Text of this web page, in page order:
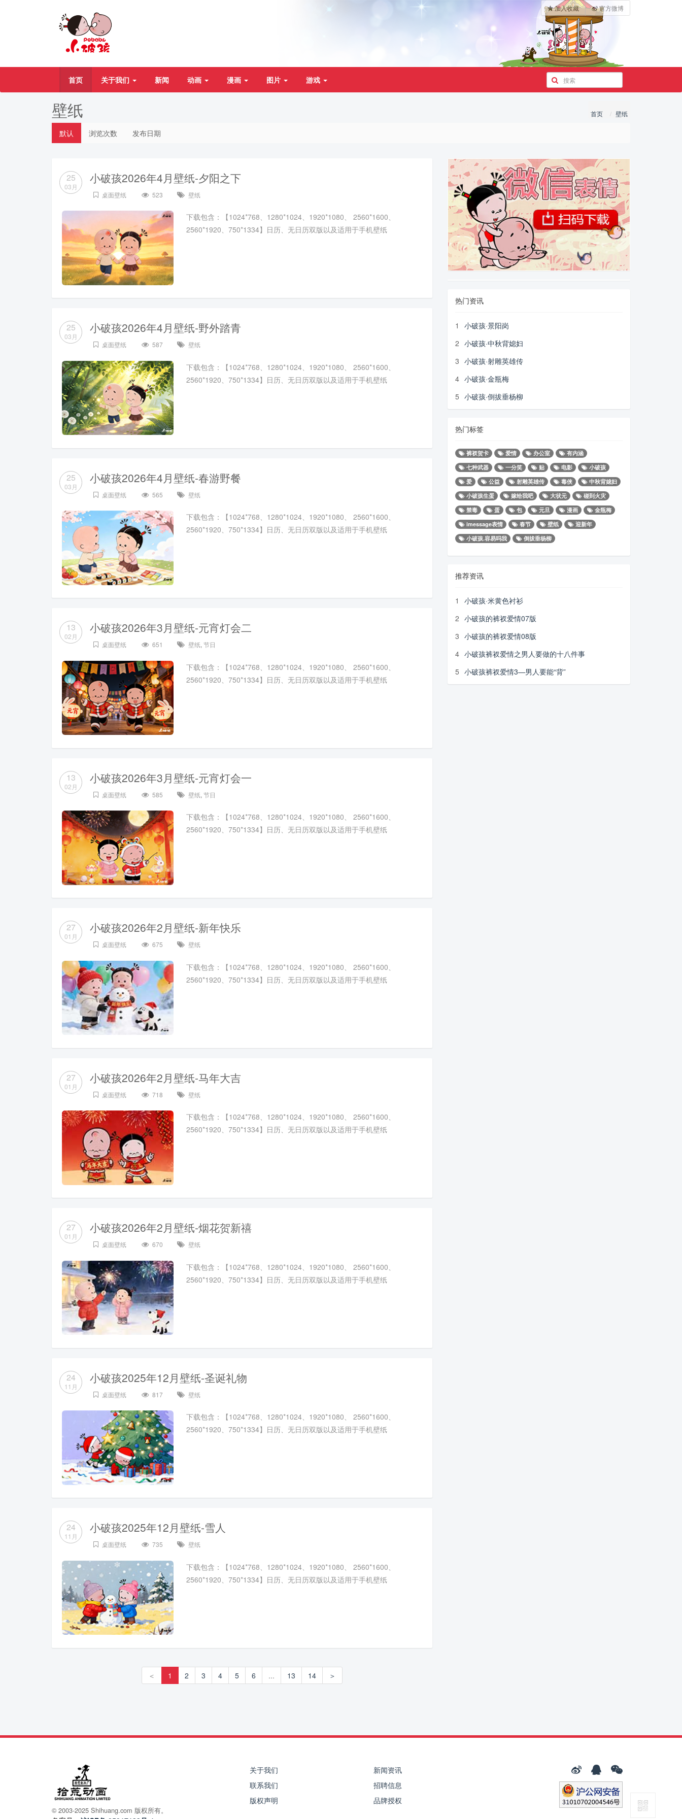
加入收藏 官方微博
首页 关于我们 新闻 动画 漫画 图片 游戏
壁纸 首页 壁纸
默认 浏览次数 发布日期
25
03月
小破孩2026年4月壁纸-夕阳之下
桌面壁纸 523 壁纸
下载包含：【1024*768、1280*1024、1920*1080、 2560*1600、
2560*1920、750*1334】日历、无日历双版以及适用于手机壁纸
25
03月
小破孩2026年4月壁纸-野外踏青
桌面壁纸 587 壁纸
下载包含：【1024*768、1280*1024、1920*1080、 2560*1600、
2560*1920、750*1334】日历、无日历双版以及适用于手机壁纸
25
03月
小破孩2026年4月壁纸-春游野餐
桌面壁纸 565 壁纸
下载包含：【1024*768、1280*1024、1920*1080、 2560*1600、
2560*1920、750*1334】日历、无日历双版以及适用于手机壁纸
13
02月
小破孩2026年3月壁纸-元宵灯会二
桌面壁纸 651 壁纸, 节日
下载包含：【1024*768、1280*1024、1920*1080、 2560*1600、
2560*1920、750*1334】日历、无日历双版以及适用于手机壁纸
13
02月
小破孩2026年3月壁纸-元宵灯会一
桌面壁纸 585 壁纸, 节日
下载包含：【1024*768、1280*1024、1920*1080、 2560*1600、
2560*1920、750*1334】日历、无日历双版以及适用于手机壁纸
27
01月
小破孩2026年2月壁纸-新年快乐
桌面壁纸 675 壁纸
下载包含：【1024*768、1280*1024、1920*1080、 2560*1600、
2560*1920、750*1334】日历、无日历双版以及适用于手机壁纸
27
01月
小破孩2026年2月壁纸-马年大吉
桌面壁纸 718 壁纸
下载包含：【1024*768、1280*1024、1920*1080、 2560*1600、
2560*1920、750*1334】日历、无日历双版以及适用于手机壁纸
27
01月
小破孩2026年2月壁纸-烟花贺新禧
桌面壁纸 670 壁纸
下载包含：【1024*768、1280*1024、1920*1080、 2560*1600、
2560*1920、750*1334】日历、无日历双版以及适用于手机壁纸​
24
11月
小破孩2025年12月壁纸-圣诞礼物
桌面壁纸 817 壁纸
下载包含：【1024*768、1280*1024、1920*1080、 2560*1600、
2560*1920、750*1334】日历、无日历双版以及适用于手机壁纸
24
11月
小破孩2025年12月壁纸-雪人
桌面壁纸 735 壁纸
下载包含：【1024*768、1280*1024、1920*1080、 2560*1600、
2560*1920、750*1334】日历、无日历双版以及适用于手机壁纸
＜ 1 2 3 4 5 6 ... 13 14 ＞
热门资讯
1
小破孩·景阳岗
2 小破孩·中秋背媳妇
3 小破孩·射雕英雄传
4 小破孩·金瓶梅
5 小破孩·倒拔垂杨柳
热门标签
裤衩贺卡 爱情 办公室
有内涵
七种武器
一分笑 贴 电影
小破孩
爱
公益 射雕英雄传 毒侠
中秋背媳妇
小破孩生蛋
嫁给我吧 大状元
碰到火灾
禁毒
蛋 包 元旦 漫画
金瓶梅
imessage表情
春节 壁纸
迎新年
小破孩.容易吗我
倒拔垂杨柳
推荐资讯
1
小破孩·米黄色衬衫
2 小破孩的裤衩爱情07版
3 小破孩的裤衩爱情08版
4 小破孩裤衩爱情之男人要做的十八件事
5 小破孩裤衩爱情3—男人要能“背”
© 2003-2025 Shihuang.com 版权所有。
关于我们
联系我们
版权声明
新闻资讯
招聘信息
品牌授权